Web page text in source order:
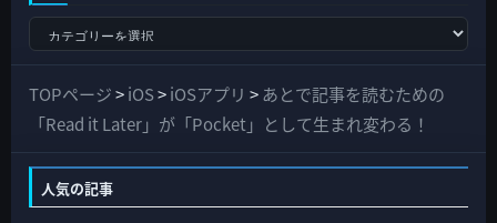
て
の
ゴ
TOPページ>iOS>iOSアプリ >あとで記事を読むための
「Read it Later」が「Pocket」として生まれ変わる！
人気の記事